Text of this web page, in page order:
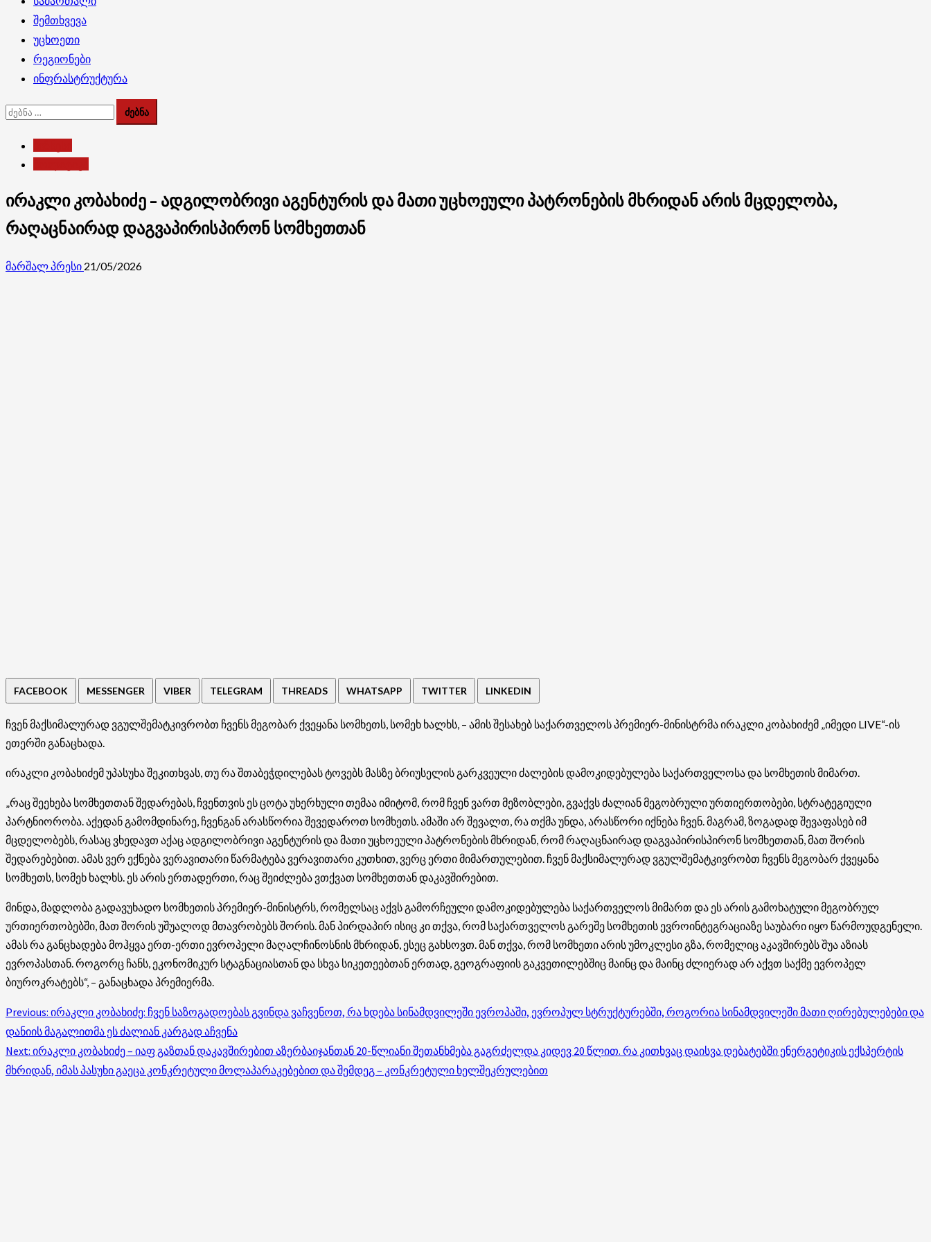
შემთხვევა
უცხოეთი
რეგიონები
ინფრასტრუქტურა
ძებნა:
ირაკლი კობახიძე – ადგილობრივი აგენტურის და მათი უცხოეული პატრონების მხრიდან არის მცდელობა,
რაღაცნაირად დაგვაპირისპირონ სომხეთთან
მარშალ პრესი 21/05/2026
FACEBOOK MESSENGER VIBER TELEGRAM THREADS WHATSAPP TWITTER LINKEDIN
ჩვენ მაქსიმალურად ვგულშემატკივრობთ ჩვენს მეგობარ ქვეყანა სომხეთს, სომეხ ხალხს, – ამის შესახებ საქართველოს პრემიერ-მინისტრმა ირაკლი კობახიძემ „იმედი LIVE“-ის
ეთერში განაცხადა.
ირაკლი კობახიძემ უპასუხა შეკითხვას, თუ რა შთაბეჭდილებას ტოვებს მასზე ბრიუსელის გარკვეული ძალების დამოკიდებულება საქართველოსა და სომხეთის მიმართ.
„რაც შეეხება სომხეთთან შედარებას, ჩვენთვის ეს ცოტა უხერხული თემაა იმიტომ, რომ ჩვენ ვართ მეზობლები, გვაქვს ძალიან მეგობრული ურთიერთობები, სტრატეგიული
პარტნიორობა. აქედან გამომდინარე, ჩვენგან არასწორია შევედაროთ სომხეთს. ამაში არ შევალთ, რა თქმა უნდა, არასწორი იქნება ჩვენ. მაგრამ, ზოგადად შევაფასებ იმ
მცდელობებს, რასაც ვხედავთ აქაც ადგილობრივი აგენტურის და მათი უცხოეული პატრონების მხრიდან, რომ რაღაცნაირად დაგვაპირისპირონ სომხეთთან, მათ შორის
შედარებებით. ამას ვერ ექნება ვერავითარი წარმატება ვერავითარი კუთხით, ვერც ერთი მიმართულებით. ჩვენ მაქსიმალურად ვგულშემატკივრობთ ჩვენს მეგობარ ქვეყანა
სომხეთს, სომეხ ხალხს. ეს არის ერთადერთი, რაც შეიძლება ვთქვათ სომხეთთან დაკავშირებით.
მინდა, მადლობა გადავუხადო სომხეთის პრემიერ-მინისტრს, რომელსაც აქვს გამორჩეული დამოკიდებულება საქართველოს მიმართ და ეს არის გამოხატული მეგობრულ
ურთიერთობებში, მათ შორის უშუალოდ მთავრობებს შორის. მან პირდაპირ ისიც კი თქვა, რომ საქართველოს გარეშე სომხეთის ევროინტეგრაციაზე საუბარი იყო წარმოუდგენელი.
ამას რა განცხადება მოჰყვა ერთ-ერთი ევროპელი მაღალჩინოსნის მხრიდან, ესეც გახსოვთ. მან თქვა, რომ სომხეთი არის უმოკლესი გზა, რომელიც აკავშირებს შუა აზიას
ევროპასთან. როგორც ჩანს, ეკონომიკურ სტაგნაციასთან და სხვა სიკეთეებთან ერთად, გეოგრაფიის გაკვეთილებშიც მაინც და მაინც ძლიერად არ აქვთ საქმე ევროპელ
ბიუროკრატებს“, – განაცხადა პრემიერმა.
Post
navigation
Previous: ირაკლი კობახიძე: ჩვენ საზოგადოებას გვინდა ვაჩვენოთ, რა ხდება სინამდვილეში ევროპაში, ევროპულ სტრუქტურებში, როგორია სინამდვილეში მათი ღირებულებები და
დანიის მაგალითმა ეს ძალიან კარგად აჩვენა
Next: ირაკლი კობახიძე – იაფ გაზთან დაკავშირებით აზერბაიჯანთან 20-წლიანი შეთანხმება გაგრძელდა კიდევ 20 წლით. რა კითხვაც დაისვა დებატებში ენერგეტიკის ექსპერტის
მხრიდან, იმას პასუხი გაეცა კონკრეტული მოლაპარაკებებით და შემდეგ – კონკრეტული ხელშეკრულებით